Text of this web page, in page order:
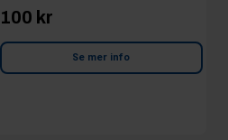
100 kr
Se mer info